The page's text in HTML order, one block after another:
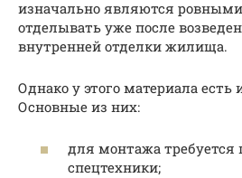
изначально являются
отделывать уже после
внутренней отделки жилища.
Однако у этого материала есть
Основные из них:
для монтажа требуется
спецтехники;